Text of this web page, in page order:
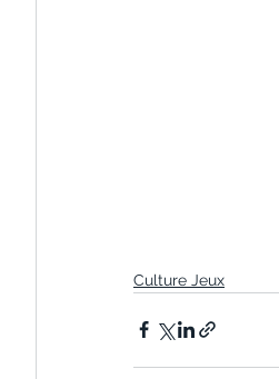
Culture Jeux